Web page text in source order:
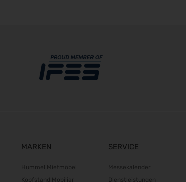
MARKEN
Hummel Mietmöbel
Kopfstand Mobiliar
SERVICE
Messekalender
Dienstleistungen